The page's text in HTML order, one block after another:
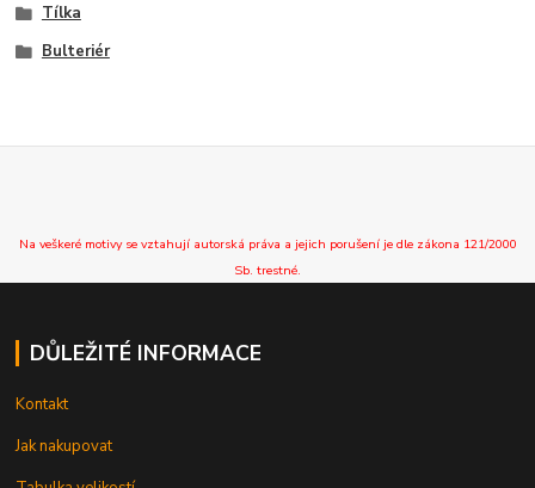
Tílka
Bulteriér
Na veškeré motivy se vztahují autorská práva a jejich porušení je dle zákona 121/2000
Sb. trestné.
DŮLEŽITÉ INFORMACE
Kontakt
Jak nakupovat